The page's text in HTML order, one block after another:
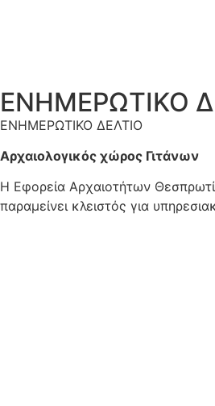
ΕΝΗΜΕΡΩΤΙΚΟ
ΕΝΗΜΕΡΩΤΙΚΟ ΔΕΛΤΙΟ
Αρχαιολογικός χώρος Γιτάνων
Η Εφορεία Αρχαιοτήτων
παραμείνει κλειστός για
Ο